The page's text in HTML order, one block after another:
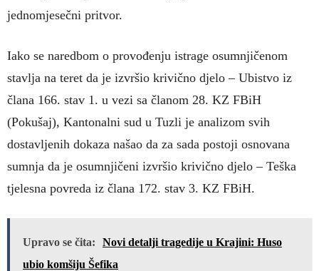
jednomjesečni pritvor.
Iako se naredbom o provođenju istrage osumnjičenom
stavlja na teret da je izvršio krivično djelo – Ubistvo iz
člana 166. stav 1. u vezi sa članom 28. KZ FBiH
(Pokušaj), Kantonalni sud u Tuzli je analizom svih
dostavljenih dokaza našao da za sada postoji osnovana
sumnja da je osumnjičeni izvršio krivično djelo – Teška
tjelesna povreda iz člana 172. stav 3. KZ FBiH.
Upravo se čita:
Novi detalji tragedije u Krajini: Huso
ubio komšiju Šefika